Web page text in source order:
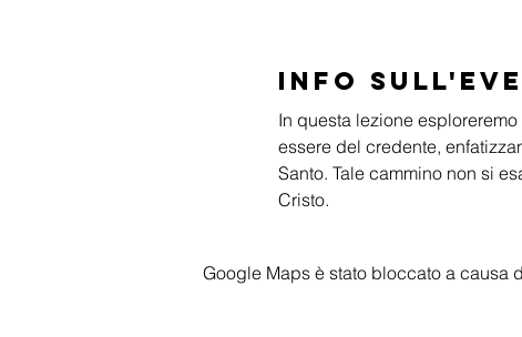
Info
In questa lezione
essere del credente,
Santo. Tale cammino non si
Cristo.
Google Maps è stato bloccato a causa